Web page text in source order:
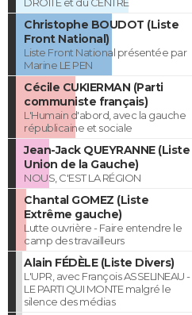
Christophe BOUDOT (Liste
Front National)
Liste Front National présentée par
Marine LE PEN
Cécile CUKIERMAN (Parti
communiste français)
L'Humain d'abord, avec la gauche
républicaine et sociale
Jean-Jack QUEYRANNE (Liste
Union de la Gauche)
NOUS, C'EST LA RÉGION
Chantal GOMEZ (Liste
Extrême gauche)
Lutte ouvrière - Faire entendre le
camp des travailleurs
Alain FÉDÈLE (Liste Divers)
L'UPR, avec François ASSELINEAU -
LE PARTI QUI MONTE malgré le
silence des médias